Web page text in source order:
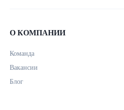
О КОМПАНИИ
Команда
Вакансии
Блог